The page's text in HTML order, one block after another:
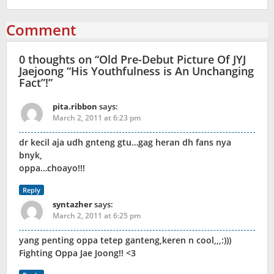
Comment
0 thoughts on “Old Pre-Debut Picture Of JYJ
Jaejoong “His Youthfulness is An Unchanging
Fact”!”
pita.ribbon says:
March 2, 2011 at 6:23 pm
dr kecil aja udh gnteng gtu…gag heran dh fans nya
bnyk,
oppa…choayo!!!
Reply
syntazhersays:
March 2, 2011 at 6:25 pm
yang penting oppa tetep ganteng,keren n cool,,,:)))
Fighting Oppa Jae Joong!! <3